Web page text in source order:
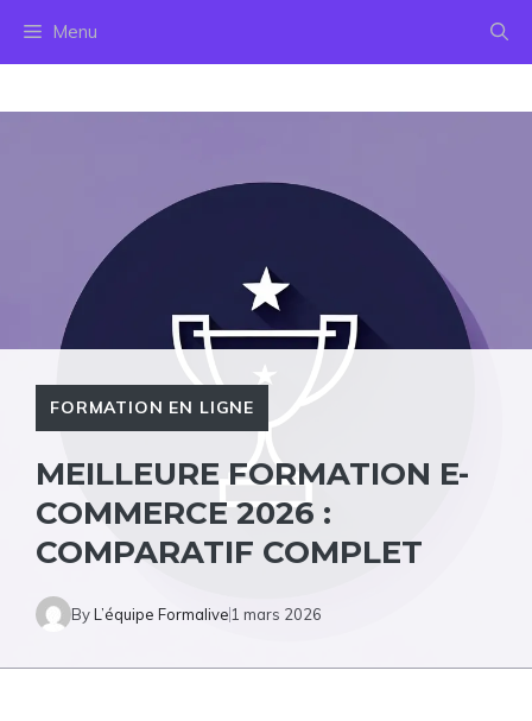
Menu
FORMATION EN LIGNE
MEILLEURE FORMATION E-
COMMERCE 2026 :
COMPARATIF COMPLET
ByL’équipe Formalive 1 mars 2026